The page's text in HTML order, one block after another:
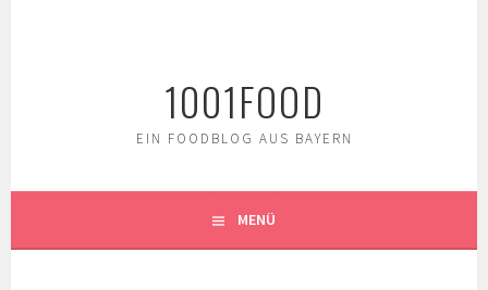
1001FOOD
EIN FOODBLOG AUS BAYERN
MENÜ